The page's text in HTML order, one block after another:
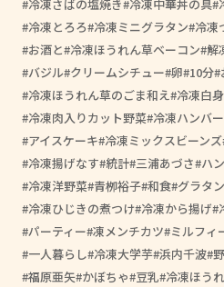
冷凍さばの塩焼き 冷凍中華丼の具
冷凍とろろ 冷凍ミニグラタン 冷凍
お酒と 冷凍ほうれん草ベーコン 解
バジル クリームシチュー 卵 10分
冷凍ほうれん草のごま和え 冷凍白
冷凍肉入りカット野菜 冷凍ハンバ
アイスケーキ 冷凍ミックスビーンズ
冷凍揚げなす 統計 三浦あづさ ハ
冷凍洋野菜 青栁裕子 和食 グラタ
冷凍ひじきの煮つけ 冷凍から揚げ
パーティー 凍メンチカツ ミルフィ
一人暮らし 冷凍大学芋 浜内千波
福原亜矢 かぼちゃ 豆乳 冷凍ほう